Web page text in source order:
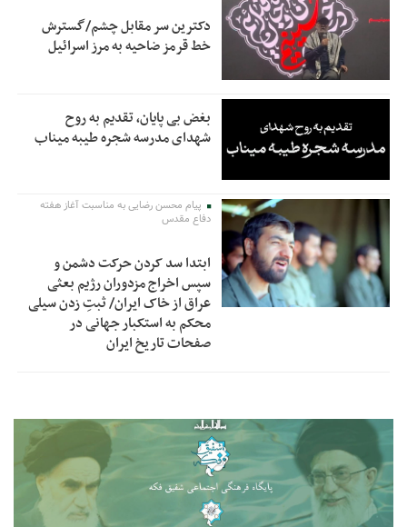
دکترین سر مقابل چشم/گسترش
خط قرمز ضاحیه به مرز اسرائیل
بغض بی پایان، تقدیم به روح
شهدای مدرسه شجره طیبه میناب
پیام محسن رضایی به مناسبت آغاز هفته
دفاع مقدس
ابتدا سد کردن حرکت دشمن و
سپس اخراج مزدوران رژیم بعثی
عراق از خاک ایران/ ثبتِ زدن سیلی
محکم به استکبار جهانی در
صفحات تاریخ ایران